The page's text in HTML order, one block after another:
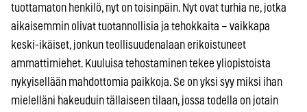
tuottamaton henkilö, nyt on toisinpäin. Nyt ovat turhia ne, jotka
aikaisemmin olivat tuotannollisia ja tehokkaita – vaikkapa
keski-ikäiset, jonkun teollisuudenalaan erikoistuneet
ammattimiehet. Kuuluisa tehostaminen tekee yliopistoista
nykyisellään mahdottomia paikkoja. Se on yksi syy miksi ihan
mielelläni hakeuduin tällaiseen tilaan, jossa todella on jotain